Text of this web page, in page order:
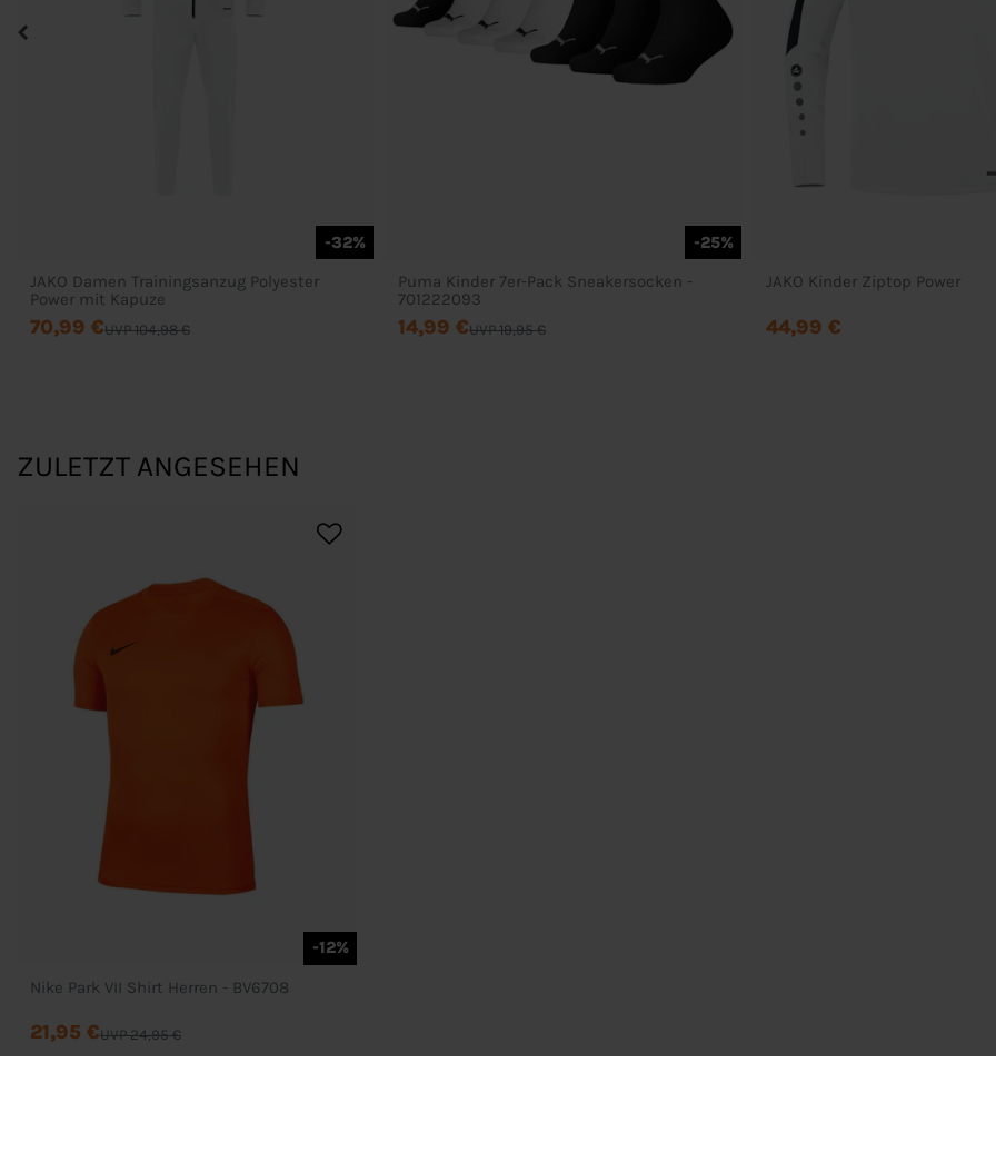
-32%
JAKO Damen Trainingsanzug Polyester
Power mit Kapuze
UVP 104,98 €
70,99 €
-25%
Puma Kinder 7er-Pack Sneakersocken -
701222093
UVP 19,95 €
14,99 €
JAKO Kinder Ziptop Power
44,99 €
ZULETZT ANGESEHEN
-12%
Nike Park VII Shirt Herren - BV6708
UVP 24,95 €
21,95 €